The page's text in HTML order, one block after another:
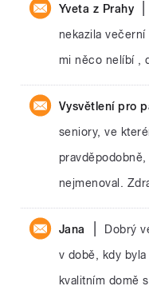
Yveta z Prahy
nekazila
mi něco nelíbí ,
Vysvětlení pro
seniory, ve
nejmenoval.
Jana
Dobrý
v době, kdy
kvalitním domě